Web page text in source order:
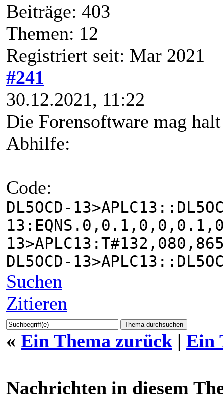
Beiträge: 403
Themen: 12
Registriert seit: Mar 2021
#241
30.12.2021, 11:22
Die Forensoftware mag
Abhilfe:
Code:
DL5OCD-
DL5OCD-
Suchen
Zitieren
« Ein Thema zurück | Ein
Nachrichten in diesem